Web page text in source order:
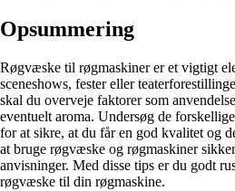
Opsummering
Røgvæske til røgmaskiner er et vigtigt
sceneshows, fester eller
skal du overveje faktorer som
eventuelt aroma. Undersøg de
for at sikre, at du får en god kvalitet og
at bruge røgvæske og røgmaskiner
anvisninger. Med disse tips er du godt
røgvæske til din røgmaskine.